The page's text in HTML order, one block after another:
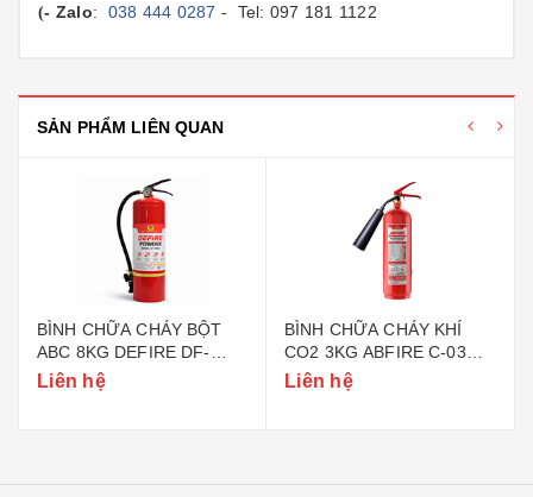
(- Zalo: 038 444 0287 - Tel: 097 181 1122
SẢN PHẨM LIÊN QUAN
BÌNH CHỮA CHÁY BỘT
ABC 8KG DEFIRE DF-
ABC8 (BỘ CÔNG AN)
Liên hệ
BÌNH CHỮA CHÁY KHÍ
CO2 3KG ABFIRE C-03
(TEM BỘ CÔNG AN)
Liên hệ